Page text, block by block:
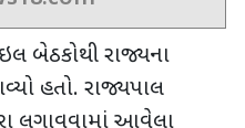
બેઠકોથી રાજ્યના
હતો. રાજ્યપાલ
લગાવવામાં આવેલા